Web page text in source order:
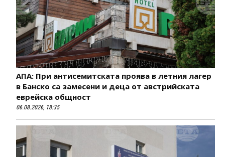
АПА: При антисемитската проява в летния лагер
в Банско са замесени и деца от австрийската
еврейска общност
06.08.2026, 18:35